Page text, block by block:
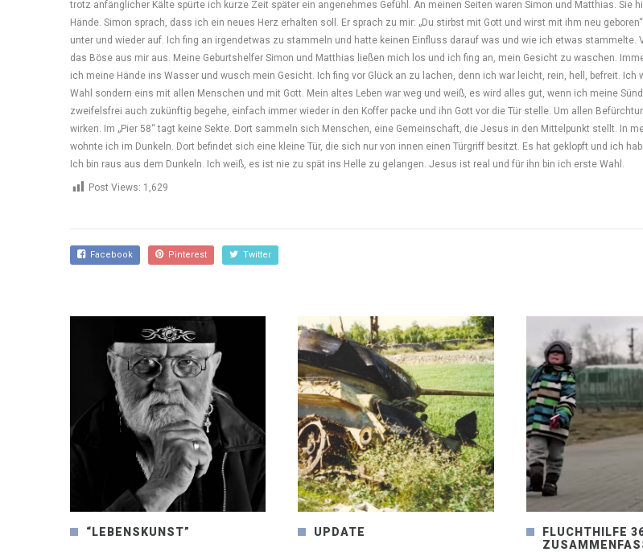
Post Views: 1,629
Facebook Pinterest Twitter
“LEBENSKUNST” UPDATE
FLUCHTHILFE